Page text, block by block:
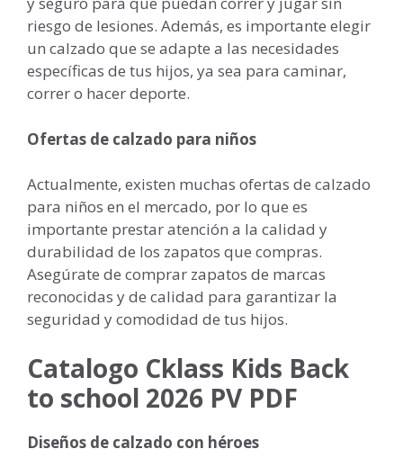
riesgo de lesiones. Además, es importante elegir
un calzado que se adapte a las necesidades
específicas de tus hijos, ya sea para caminar,
correr o hacer deporte.
Ofertas de calzado para niños
Actualmente, existen muchas ofertas de calzado
para niños en el mercado, por lo que es
importante prestar atención a la calidad y
durabilidad de los zapatos que compras.
Asegúrate de comprar zapatos de marcas
reconocidas y de calidad para garantizar la
seguridad y comodidad de tus hijos.
Catalogo Cklass Kids Back
to school 2026 PV PDF
Diseños de calzado con héroes